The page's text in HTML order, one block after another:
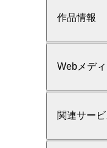
作品情報
Webメデ
関連サービ